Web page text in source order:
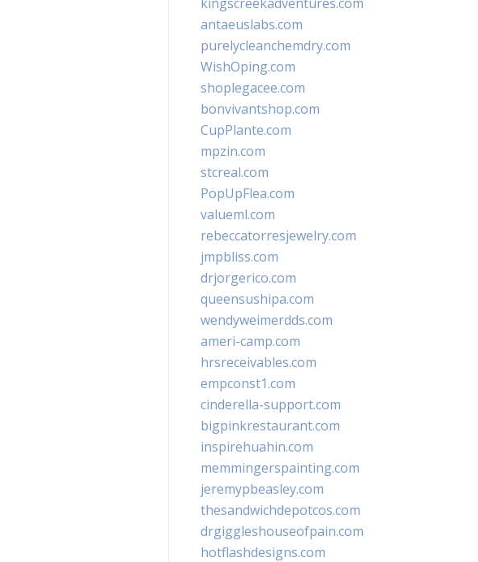
antaeuslabs.com
purelycleanchemdry.com
WishOping.com
shoplegacee.com
bonvivantshop.com
CupPlante.com
mpzin.com
stcreal.com
PopUpFlea.com
valueml.com
rebeccatorresjewelry.com
jmpbliss.com
drjorgerico.com
queensushipa.com
wendyweimerdds.com
ameri-camp.com
hrsreceivables.com
empconst1.com
cinderella-support.com
bigpinkrestaurant.com
inspirehuahin.com
memmingerspainting.com
jeremypbeasley.com
thesandwichdepotcos.com
drgiggleshouseofpain.com
hotflashdesigns.com